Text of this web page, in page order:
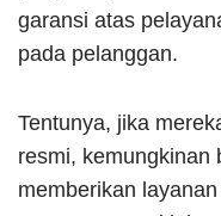
garansi atas
pada pelanggan.
Tentunya, jika
resmi, kemungkinan
memberikan